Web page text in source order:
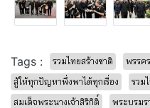
Tags : รวมไทยสร้างชาติ
พรรค
สู้ให้ทุกปัญหาพึ่งพาได้ทุกเรื่อง
รวม
สมเด็จพระนางเจ้าสิริกิติ์
พระบรมร